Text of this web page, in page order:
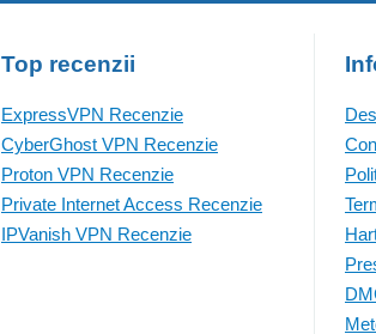
Top recenzii
ExpressVPN Recenzie
CyberGhost VPN Recenzie
Proton VPN Recenzie
Private Internet Access Recenzie
IPVanish VPN Recenzie